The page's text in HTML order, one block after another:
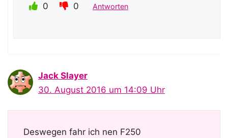
0 0 Antworten
Jack Slayer
30. August 2016 um 14:09 Uhr
Deswegen fahr ich nen F250